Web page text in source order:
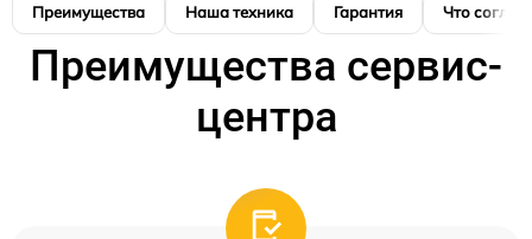
Преимущества Наша техника Гарантия Что
Преимущества сервис-
центра